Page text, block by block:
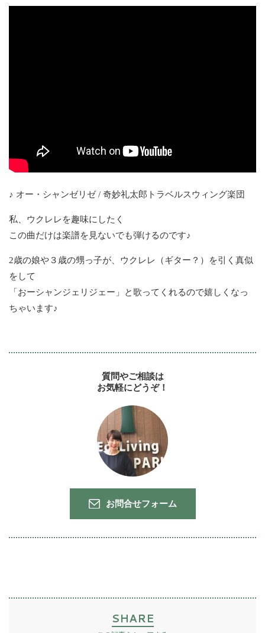
♪ オー・シャンゼリゼ / 奇妙礼太郎トラベルスウィング楽団
私、ウクレレを趣味にしたく
この曲だけは楽譜を見ないでも弾けるのです♪
2歳の娘や３歳の甥っ子が、ウクレレ（ギター？）を引く真似
をして
「おーシャンジェリジェー」と歌ってくれるので嬉しくなっ
ちゃいます♪
質問やご相談は
お気軽にどうぞ！
お問合せフォーム
SHARE